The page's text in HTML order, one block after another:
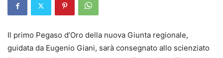
Il primo Pegaso d’Oro della nuova Giunta regionale,
guidata da Eugenio Giani, sarà consegnato allo scienziato